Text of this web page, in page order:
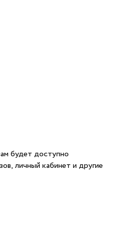
будет доступно
личный кабинет и другие